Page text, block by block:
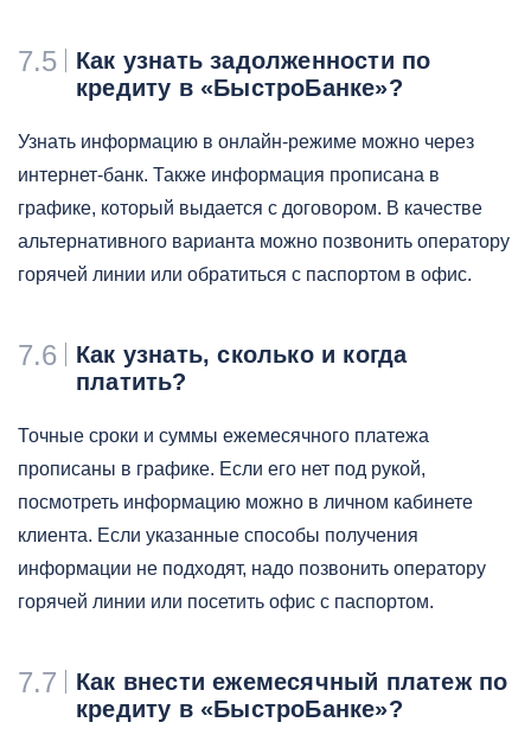
7.5
Как узнать задолженности по
кредиту в «БыстроБанке»?
Узнать информацию в онлайн-режиме можно через
интернет-банк. Также информация прописана в
графике, который выдается с договором. В качестве
альтернативного варианта можно позвонить оператору
горячей линии или обратиться с паспортом в офис.
7.6
Как узнать, сколько и когда
платить?
Точные сроки и суммы ежемесячного платежа
прописаны в графике. Если его нет под рукой,
посмотреть информацию можно в личном кабинете
клиента. Если указанные способы получения
информации не подходят, надо позвонить оператору
горячей линии или посетить офис с паспортом.
7.7
Как внести ежемесячный платеж по
кредиту в «БыстроБанке»?